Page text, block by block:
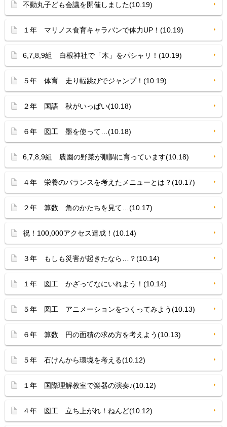
不動丸子ども会議を開催しました(10.19)
１年 マリノス食育キャラバンで体力UP！(10.19)
6,7,8,9組 白根神社で「木」をパシャリ！(10.19)
５年 体育 走り幅跳びでジャンプ！(10.19)
２年 国語 秋がいっぱい(10.18)
６年 図工 墨を使って…(10.18)
6,7,8,9組 農園の野菜が順調に育っています(10.18)
４年 栄養のバランスを考えたメニューとは？(10.17)
２年 算数 角のかたちを見て…(10.17)
祝！100,000アクセス達成！(10.14)
３年 もしも災害が起きたなら…？(10.14)
１年 図工 かざってなにいれよう！(10.14)
５年 図工 アニメーションをつくってみよう(10.13)
６年 算数 円の面積の求め方を考えよう(10.13)
５年 石けんから環境を考える(10.12)
１年 国際理解教室で楽器の演奏♪(10.12)
４年 図工 立ち上がれ！ねんど(10.12)